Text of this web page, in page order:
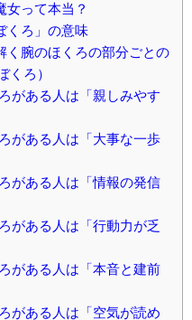
女って本当？
くろ」の意味
く腕のほくろの部分ごとの
くろ）
がある人は「親しみやす
がある人は「大事な一歩
がある人は「情報の発信
がある人は「行動力が乏
がある人は「本音と建前
がある人は「空気が読め